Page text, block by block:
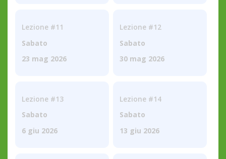
Lezione #11
Sabato
23 mag 2026
Lezione #12
Sabato
30 mag 2026
Lezione #13
Sabato
6 giu 2026
Lezione #14
Sabato
13 giu 2026